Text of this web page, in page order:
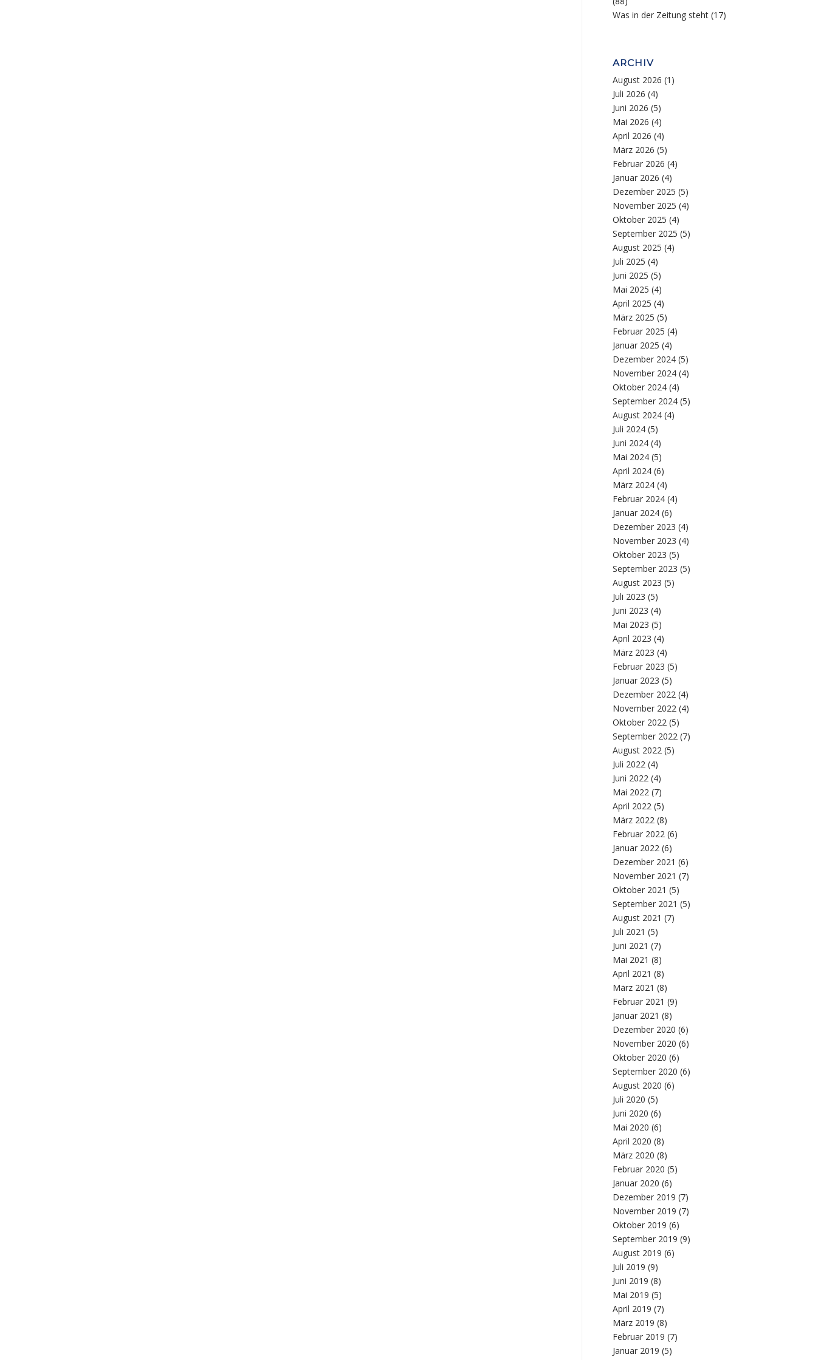
Was in der Zeitung steht (17)
ARCHIV
August 2026 (1)
Juli 2026 (4)
Juni 2026 (5)
Mai 2026 (4)
April 2026 (4)
März 2026 (5)
Februar 2026 (4)
Januar 2026 (4)
Dezember 2025 (5)
November 2025 (4)
Oktober 2025 (4)
September 2025 (5)
August 2025 (4)
Juli 2025 (4)
Juni 2025 (5)
Mai 2025 (4)
April 2025 (4)
März 2025 (5)
Februar 2025 (4)
Januar 2025 (4)
Dezember 2024 (5)
November 2024 (4)
Oktober 2024 (4)
September 2024 (5)
August 2024 (4)
Juli 2024 (5)
Juni 2024 (4)
Mai 2024 (5)
April 2024 (6)
März 2024 (4)
Februar 2024 (4)
Januar 2024 (6)
Dezember 2023 (4)
November 2023 (4)
Oktober 2023 (5)
September 2023 (5)
August 2023 (5)
Juli 2023 (5)
Juni 2023 (4)
Mai 2023 (5)
April 2023 (4)
März 2023 (4)
Februar 2023 (5)
Januar 2023 (5)
Dezember 2022 (4)
November 2022 (4)
Oktober 2022 (5)
September 2022 (7)
August 2022 (5)
Juli 2022 (4)
Juni 2022 (4)
Mai 2022 (7)
April 2022 (5)
März 2022 (8)
Februar 2022 (6)
Januar 2022 (6)
Dezember 2021 (6)
November 2021 (7)
Oktober 2021 (5)
September 2021 (5)
August 2021 (7)
Juli 2021 (5)
Juni 2021 (7)
Mai 2021 (8)
April 2021 (8)
März 2021 (8)
Februar 2021 (9)
Januar 2021 (8)
Dezember 2020 (6)
November 2020 (6)
Oktober 2020 (6)
September 2020 (6)
August 2020 (6)
Juli 2020 (5)
Juni 2020 (6)
Mai 2020 (6)
April 2020 (8)
März 2020 (8)
Februar 2020 (5)
Januar 2020 (6)
Dezember 2019 (7)
November 2019 (7)
Oktober 2019 (6)
September 2019 (9)
August 2019 (6)
Juli 2019 (9)
Juni 2019 (8)
Mai 2019 (5)
April 2019 (7)
März 2019 (8)
Februar 2019 (7)
Januar 2019 (5)